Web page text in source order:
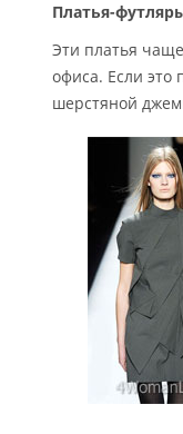
Платья-
Эти платья
офиса. Если это
шерстяной